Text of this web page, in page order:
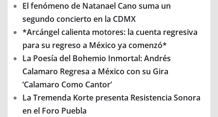
El fenómeno de Natanael Cano suma un
segundo concierto en la CDMX
*Arcángel calienta motores: la cuenta regresiva
para su regreso a México ya comenzó*
La Poesía del Bohemio Inmortal: Andrés
Calamaro Regresa a México con su Gira
‘Calamaro Como Cantor’
La Tremenda Korte presenta Resistencia Sonora
en el Foro Puebla